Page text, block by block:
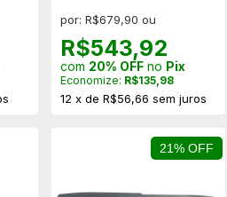
por: R$679,90 ou
R$543,92
com 20% OFFno Pix
Economize: R$135,98
12 x de R$56,66 sem juros
21% OFF